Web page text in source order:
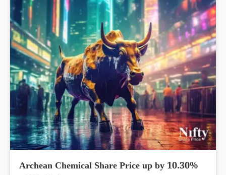
Archean Chemical Share Price up by 10.30%